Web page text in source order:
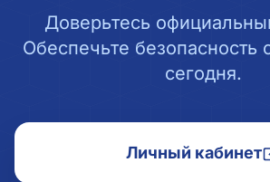
Доверьтесь
Обеспечьте безопасность
сегодня.
Личный кабинет